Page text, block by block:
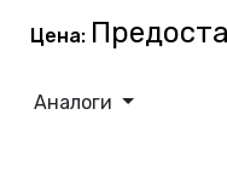
Цена:
Аналоги